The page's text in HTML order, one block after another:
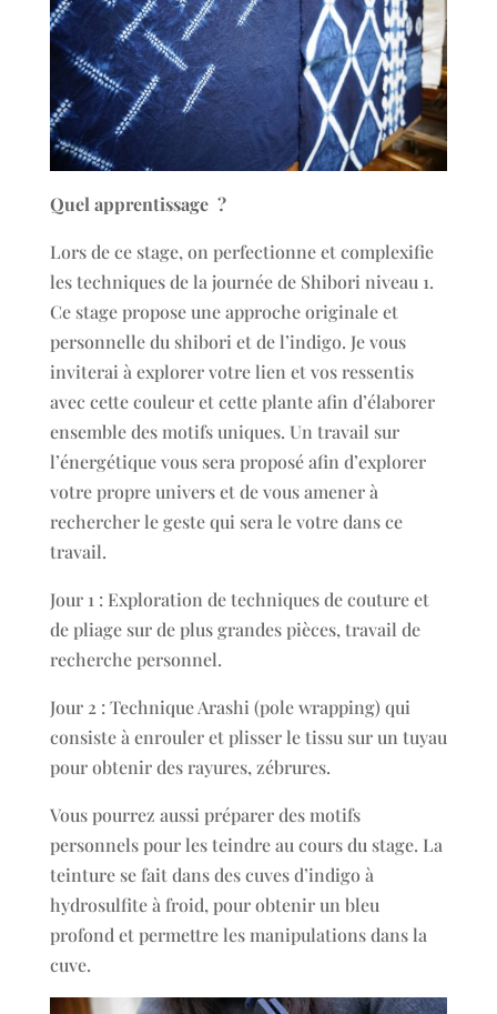
Quel apprentissage ?
Lors de ce stage, on perfectionne et complexifie
les techniques de la journée de Shibori niveau 1.
Ce stage propose une approche originale et
personnelle du shibori et de l’indigo. Je vous
inviterai à explorer votre lien et vos ressentis
avec cette couleur et cette plante afin d’élaborer
ensemble des motifs uniques. Un travail sur
l’énergétique vous sera proposé afin d’explorer
votre propre univers et de vous amener à
rechercher le geste qui sera le votre dans ce
travail.
Jour 1 : Exploration de techniques de couture et
de pliage sur de plus grandes pièces, travail de
recherche personnel.
Jour 2 : Technique Arashi (pole wrapping) qui
consiste à enrouler et plisser le tissu sur un tuyau
pour obtenir des rayures, zébrures.
Vous pourrez aussi préparer des motifs
personnels pour les teindre au cours du stage. La
teinture se fait dans des cuves d’indigo à
hydrosulfite à froid, pour obtenir un bleu
profond et permettre les manipulations dans la
cuve.